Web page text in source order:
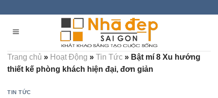
content
Trang chủ » Hoạt Động » Tin Tức » Bật mí 8 Xu hướng
thiết kế phòng khách hiện đại, đơn giản
TIN TỨC